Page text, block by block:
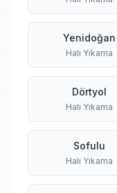
Yenidoğan
Halı Yıkama
Dörtyol
Halı Yıkama
Sofulu
Halı Yıkama